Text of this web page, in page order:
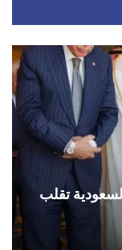
تقلب